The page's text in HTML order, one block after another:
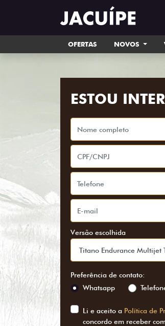
OFERTAS NOVOS
ESTOU
Versão escolhida
Preferência de contato:
Whatsapp
Li e aceito a Política de
concordo em receber